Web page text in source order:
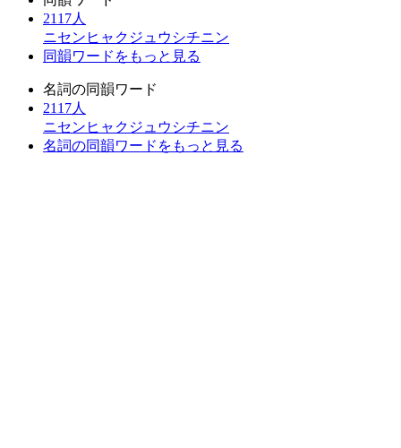
2117人
ニセンヒャクジュウシチニン
同韻ワードをもっと見る
名詞の同韻ワード
2117人
ニセンヒャクジュウシチニン
名詞の同韻ワードをもっと見る